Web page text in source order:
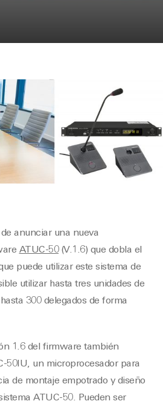
anunciar una nueva
ATUC-50(V.1.6) que dobla el
puede utilizar este sistema de
utilizar hasta tres unidades de
300 delegados de forma
1.6 del firmware también
50IU, un microprocesador para
de montaje empotrado y diseño
ATUC-50. Pueden ser